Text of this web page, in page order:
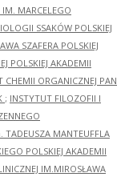
MARCELEGO
SSAKÓW POLSKIEJ
SZAFERA POLSKIEJ
POLSKIEJ AKADEMII
CHEMII ORGANICZNEJ PAN
; INSTYTUT FILOZOFII I
TADEUSZA MANTEUFFLA
POLSKIEJ AKADEMII
IM.MIROSŁAWA